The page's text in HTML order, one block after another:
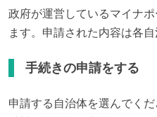
政府が運営しているマイナ
ます。申請された内容は各
手続きの申請をする
申請する自治体を選んでくだ